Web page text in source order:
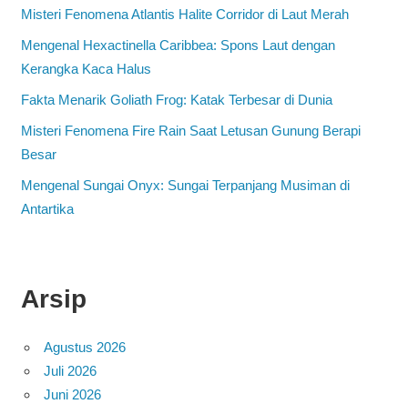
Misteri Fenomena Atlantis Halite Corridor di Laut Merah
Mengenal Hexactinella Caribbea: Spons Laut dengan
Kerangka Kaca Halus
Fakta Menarik Goliath Frog: Katak Terbesar di Dunia
Misteri Fenomena Fire Rain Saat Letusan Gunung Berapi
Besar
Mengenal Sungai Onyx: Sungai Terpanjang Musiman di
Antartika
Arsip
Agustus 2026
Juli 2026
Juni 2026